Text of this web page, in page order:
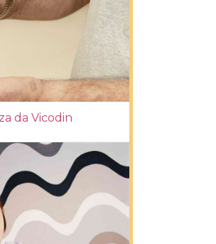
da Vicodin